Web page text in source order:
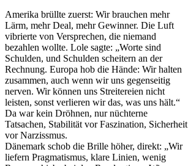
Amerika brüllte zuerst: Wir brauchen mehr
Lärm, mehr Deal, mehr Gewinner. Die Luft
vibrierte von Versprechen, die niemand
bezahlen wollte. Lole sagte: „Worte sind
Schulden, und Schulden scheitern an der
Rechnung. Europa hob die Hände: Wir halten
zusammen, auch wenn wir uns gegenseitig
nerven. Wir können uns Streitereien nicht
leisten, sonst verlieren wir das, was uns hält.“
Da war kein Dröhnen, nur nüchterne
Tatsachen, Stabilität vor Faszination, Sicherheit
vor Narzissmus.
Dänemark schob die Brille höher, direkt: „Wir
liefern Pragmatismus, klare Linien, wenig